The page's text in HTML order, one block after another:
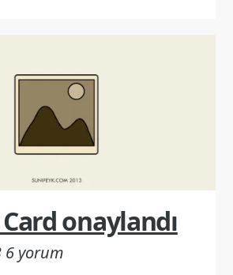
onaylandı
6 yorum